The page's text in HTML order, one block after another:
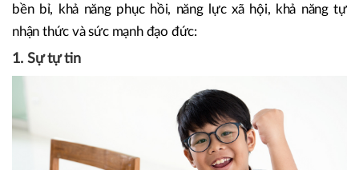
bền bỉ, khả năng phục hồi, năng lực xã hội, khả năng tự
nhận thức và sức mạnh đạo đức:
1. Sự tự tin